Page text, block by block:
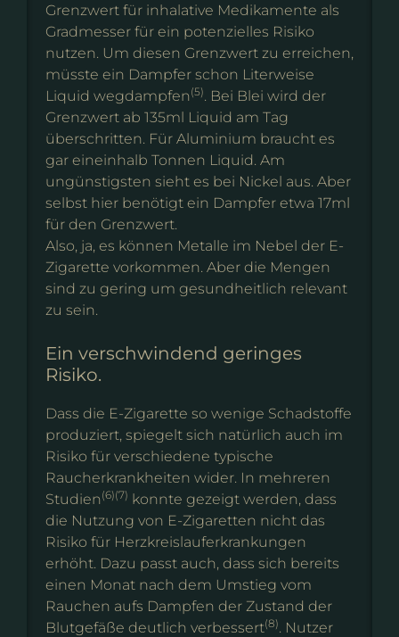
Grenzwert für inhalative Medikamente als
Gradmesser für ein potenzielles Risiko
nutzen. Um diesen Grenzwert zu erreichen,
müsste ein Dampfer schon Literweise
Liquid wegdampfen(5). Bei Blei wird der
Grenzwert ab 135ml Liquid am Tag
überschritten. Für Aluminium braucht es
gar eineinhalb Tonnen Liquid. Am
ungünstigsten sieht es bei Nickel aus. Aber
selbst hier benötigt ein Dampfer etwa 17ml
für den Grenzwert.
Also, ja, es können Metalle im Nebel der E-
Zigarette vorkommen. Aber die Mengen
sind zu gering um gesundheitlich relevant
zu sein.
Ein verschwindend geringes
Risiko.
Dass die E-Zigarette so wenige Schadstoffe
produziert, spiegelt sich natürlich auch im
Risiko für verschiedene typische
Raucherkrankheiten wider. In mehreren
Studien(6)(7) konnte gezeigt werden, dass
die Nutzung von E-Zigaretten nicht das
Risiko für Herzkreislauferkrankungen
erhöht. Dazu passt auch, dass sich bereits
einen Monat nach dem Umstieg vom
Rauchen aufs Dampfen der Zustand der
Blutgefäße deutlich verbessert(8). Nutzer